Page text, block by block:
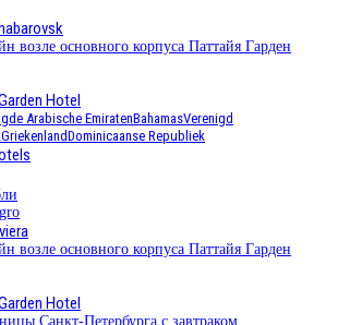
Hotel
Arabische EmiratenBahamasVerenigd
GriekenlandDominicaanse Republiek
Hotel